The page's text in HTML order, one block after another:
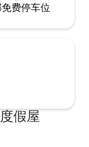
费停车位
假屋